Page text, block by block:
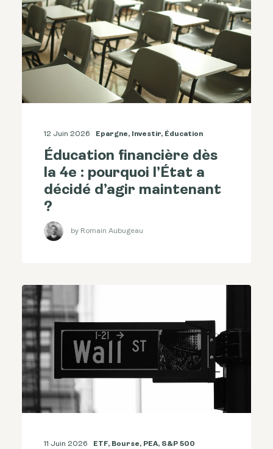
Recherche
12 Juin 2026 Epargne, Investir, Éducation
Éducation financière dès
la 4e : pourquoi l’État a
décidé d’agir maintenant
?
by Romain Aubugeau
11 Juin 2026 ETF, Bourse, PEA, S&p 500